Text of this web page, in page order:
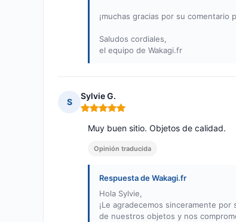
¡muchas gracias por su
Saludos cordiales,
el equipo de Wakagi.fr
S
Sylvie G.
Nota: 5 de 5
Muy buen sitio. Objetos de calidad.
Opinión traducida
Respuesta de Wakagi.fr
Hola Sylvie,
¡Le agradecemos sinceramente
de nuestros objetos y nos